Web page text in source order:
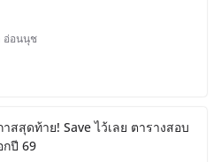
อ่อนนุช
าสสุดท้าย! Save ไว้เลย ตารางสอบ
กปี 69